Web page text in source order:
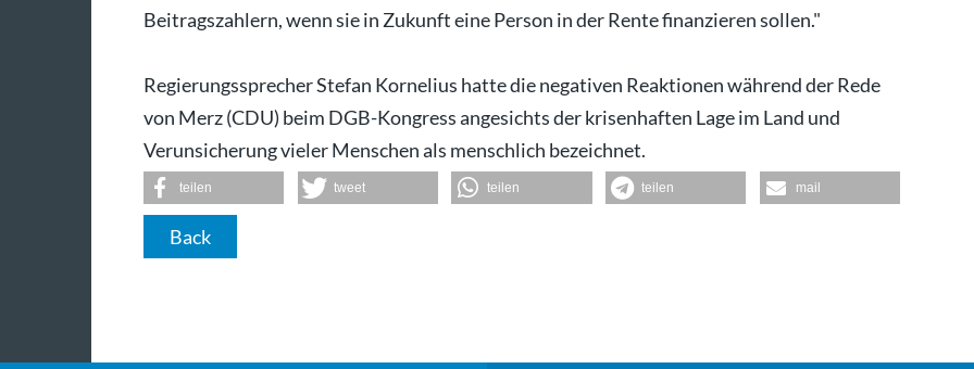
Beitragszahlern, wenn sie in Zukunft eine Person in der Rente finanzieren sollen."
Regierungssprecher Stefan Kornelius hatte die negativen Reaktionen während der Rede
von Merz (CDU) beim DGB-Kongress angesichts der krisenhaften Lage im Land und
Verunsicherung vieler Menschen als menschlich bezeichnet.
teilen tweet teilen teilen mail
Back